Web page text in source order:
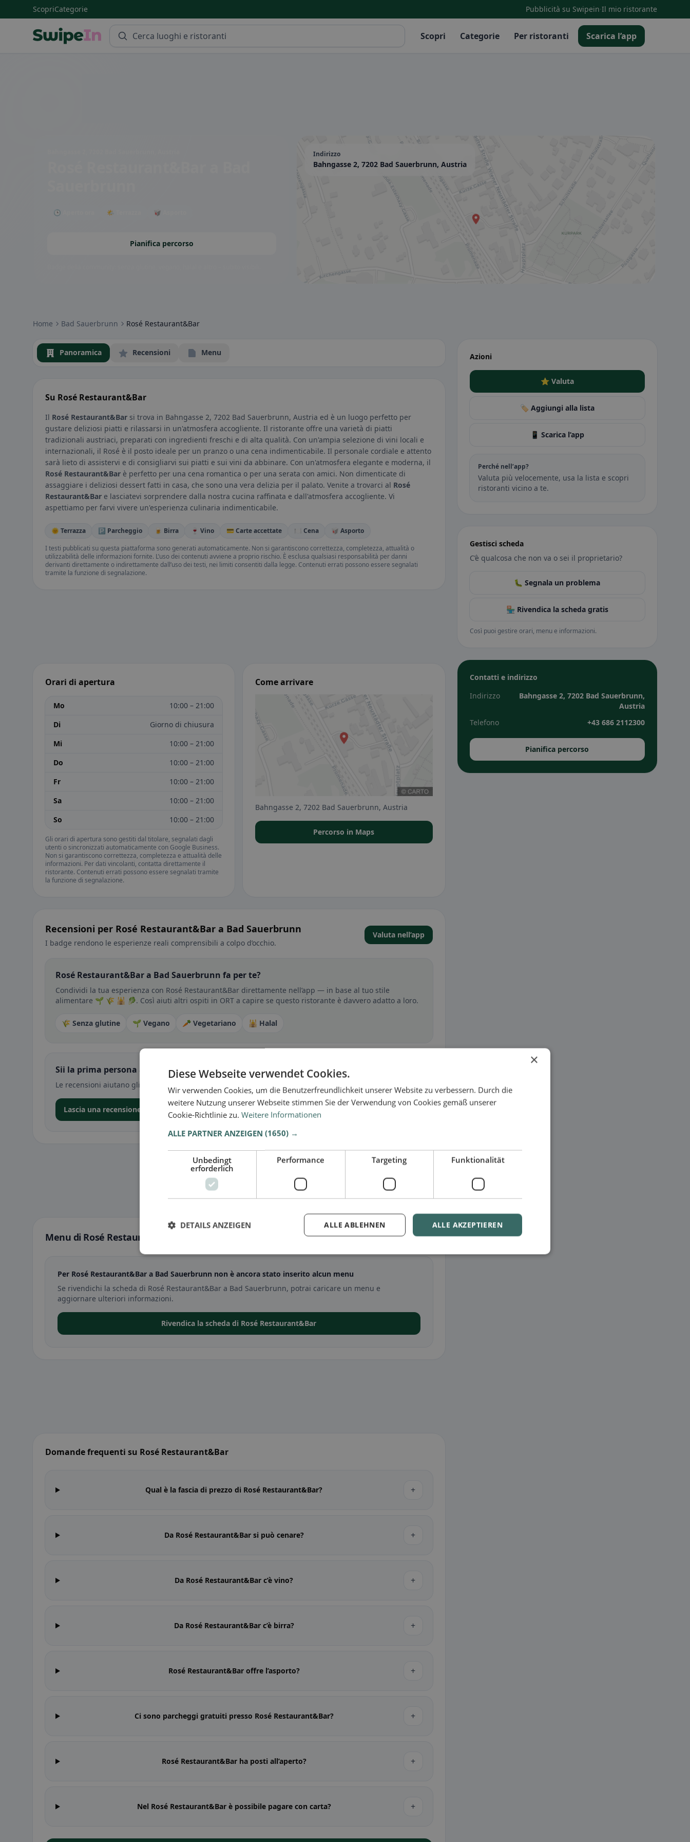
ScopriCategorie Pubblicità su Swipein·Il mio ristorante
Scopri Categorie Per ristoranti Scarica l’app
🕒 Aperto ora 🌤 Terrazza 🥡 Asporto
Pianifica percorso
Indirizzo
Bahngasse 2, 7202 Bad Sauerbrunn, Austria
Home Bad Sauerbrunn Rosé Restaurant&Bar
Panoramica Recensioni Menu
Su Rosé Restaurant&Bar
Il Rosé Restaurant&Bar si trova in Bahngasse 2, 7202 Bad Sauerbrunn, Austria ed è un luogo perfetto per
gustare deliziosi piatti e rilassarsi in un'atmosfera accogliente. Il ristorante offre una varietà di piatti
tradizionali austriaci, preparati con ingredienti freschi e di alta qualità. Con un'ampia selezione di vini locali e
internazionali, il Rosé è il posto ideale per un pranzo o una cena indimenticabile. Il personale cordiale e attento
sarà lieto di assistervi e di consigliarvi sui piatti e sui vini da abbinare. Con un'atmosfera elegante e moderna, il
Rosé Restaurant&Bar è perfetto per una cena romantica o per una serata con amici. Non dimenticate di
assaggiare i deliziosi dessert fatti in casa, che sono una vera delizia per il palato. Venite a trovarci al Rosé
Restaurant&Bar e lasciatevi sorprendere dalla nostra cucina raffinata e dall'atmosfera accogliente. Vi
aspettiamo per farvi vivere un'esperienza culinaria indimenticabile.
🌞 Terrazza 🅿️ Parcheggio 🍺 Birra 🍷 Vino 💳 Carte accettate 🍽️ Cena
🥡 Asporto
I testi pubblicati su questa piattaforma sono generati automaticamente. Non si garantiscono correttezza, completezza, attualità o
utilizzabilità delle informazioni fornite. L’uso dei contenuti avviene a proprio rischio. È esclusa qualsiasi responsabilità per danni
derivanti direttamente o indirettamente dall’uso dei testi, nei limiti consentiti dalla legge. Contenuti errati possono essere segnalati
tramite la funzione di segnalazione.
Orari di apertura
Mo
10:00 – 21:00
Di
Giorno di chiusura
Mi
10:00 – 21:00
Do
10:00 – 21:00
Fr
10:00 – 21:00
Sa
10:00 – 21:00
So
10:00 – 21:00
Gli orari di apertura sono gestiti dal titolare, segnalati dagli
utenti o sincronizzati automaticamente con Google Business.
Non si garantiscono correttezza, completezza e attualità delle
informazioni. Per dati vincolanti, contatta direttamente il
ristorante. Contenuti errati possono essere segnalati tramite
la funzione di segnalazione.
Come arrivare
Bahngasse 2, 7202 Bad Sauerbrunn, Austria
Percorso in Maps
Recensioni per Rosé Restaurant&Bar a Bad Sauerbrunn
I badge rendono le esperienze reali comprensibili a colpo d’occhio.
Valuta nell’app
Rosé Restaurant&Bar a Bad Sauerbrunn fa per te?
Condividi la tua esperienza con Rosé Restaurant&Bar direttamente nell’app — in base al tuo stile
alimentare 🌱 🌾 🕌 🥬. Così aiuti altri ospiti in ORT a capire se questo ristorante è davvero adatto a loro.
🌾 Senza glutine 🌱 Vegano 🥕 Vegetariano 🕌 Halal
Sii la prima persona a condividere la tua esperienza
Le recensioni aiutano gli altri a decidere — soprattutto per senza glutine, vegano, vegetariano o halal.
Lascia una recensione nell’app
Menu di Rosé Restaurant&Bar a Bad Sauerbrunn
Per Rosé Restaurant&Bar a Bad Sauerbrunn non è ancora stato inserito alcun menu
Se rivendichi la scheda di Rosé Restaurant&Bar a Bad Sauerbrunn, potrai caricare un menu e
aggiornare ulteriori informazioni.
Rivendica la scheda di Rosé Restaurant&Bar
Domande frequenti su Rosé Restaurant&Bar
Qual è la fascia di prezzo di Rosé Restaurant&Bar? +
Da Rosé Restaurant&Bar si può cenare? +
Da Rosé Restaurant&Bar c’è vino? +
Da Rosé Restaurant&Bar c’è birra? +
Rosé Restaurant&Bar offre l’asporto? +
Ci sono parcheggi gratuiti presso Rosé Restaurant&Bar? +
Rosé Restaurant&Bar ha posti all’aperto? +
Nel Rosé Restaurant&Bar è possibile pagare con carta? +
Azioni
⭐ Valuta
🏷️ Aggiungi alla lista
📱 Scarica l’app
Perché nell’app?
Valuta più velocemente, usa la lista e scopri
ristoranti vicino a te.
Gestisci scheda
C’è qualcosa che non va o sei il proprietario?
🐛 Segnala un problema
🏪 Rivendica la scheda gratis
Così puoi gestire orari, menu e informazioni.
Contatti e indirizzo
Indirizzo
Bahngasse 2, 7202 Bad Sauerbrunn,
Austria
Telefono
+43 686 2112300
Pianifica percorso
×
Diese Webseite verwendet Cookies.
Wir verwenden Cookies, um die Benutzerfreundlichkeit unserer Website zu verbessern. Durch die
weitere Nutzung unserer Webseite stimmen Sie der Verwendung von Cookies gemäß unserer
Cookie-Richtlinie zu. Weitere Informationen
ALLE PARTNER ANZEIGEN (1650) →
Unbedingt
erforderlich
Performance Targeting Funktionalität
ALLE AKZEPTIEREN
ALLE ABLEHNEN
DETAILS ANZEIGEN